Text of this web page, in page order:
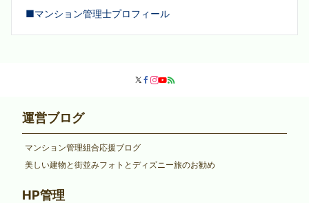
■マンション管理士プロフィール
運営ブログ
マンション管理組合応援ブログ
美しい建物と街並みフォトとディズニー旅のお勧め
HP管理